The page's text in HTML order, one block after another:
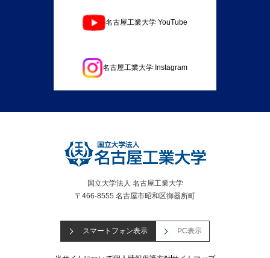
名古屋工業大学 YouTube
名古屋工業大学 Instagram
国立大学法人 名古屋工業大学
〒466-8555 名古屋市昭和区御器所町
スマートフォン表示 PC表示